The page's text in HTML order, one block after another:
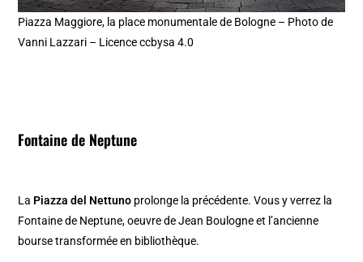
Piazza Maggiore, la place monumentale de Bologne – Photo de
Vanni Lazzari – Licence ccbysa 4.0
Fontaine de Neptune
La Piazza del Nettuno prolonge la précédente. Vous y verrez la
Fontaine de Neptune, oeuvre de Jean Boulogne et l’ancienne
bourse transformée en bibliothèque.